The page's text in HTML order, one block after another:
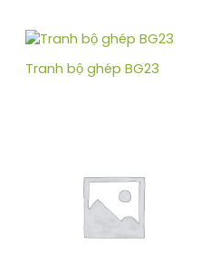
Tranh bộ ghép BG23